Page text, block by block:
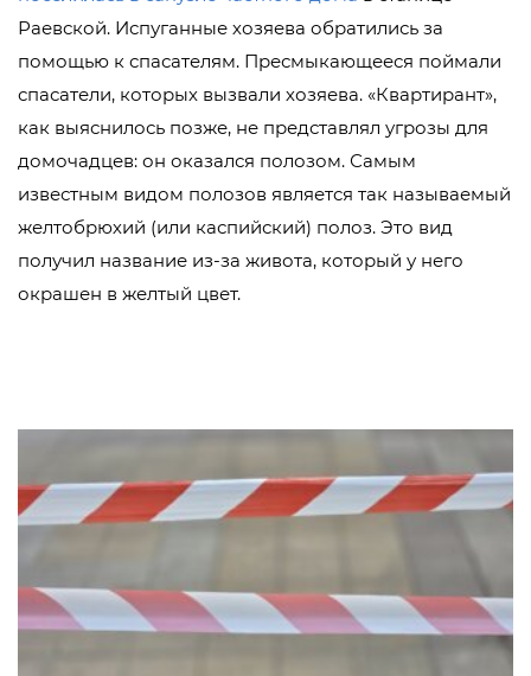
Раевской. Испуганные хозяева обратились за
помощью к спасателям. Пресмыкающееся поймали
спасатели, которых вызвали хозяева. «Квартирант»,
как выяснилось позже, не представлял угрозы для
домочадцев: он оказался полозом. Самым
известным видом полозов является так называемый
желтобрюхий (или каспийский) полоз. Это вид
получил название из-за живота, который у него
окрашен в желтый цвет.